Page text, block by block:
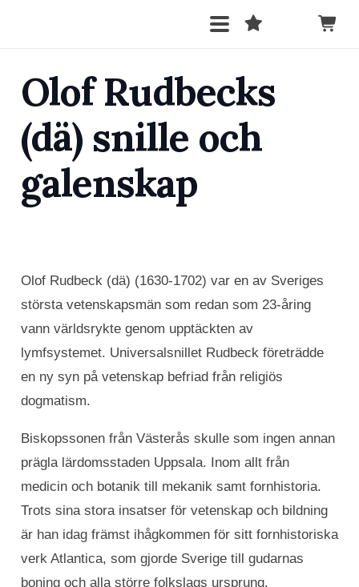
Olof Rudbecks
(dä) snille och
galenskap
Olof Rudbeck (dä) (1630-1702) var en av Sveriges
största vetenskapsmän som redan som 23-åring
vann världsrykte genom upptäckten av
lymfsystemet. Universalsnillet Rudbeck företrädde
en ny syn på vetenskap befriad från religiös
dogmatism.
Biskopssonen från Västerås skulle som ingen annan
prägla lärdomsstaden Uppsala. Inom allt från
medicin och botanik till mekanik samt fornhistoria.
Trots sina stora insatser för vetenskap och bildning
är han idag främst ihågkommen för sitt fornhistoriska
verk Atlantica, som gjorde Sverige till gudarnas
boning och alla större folkslags ursprung.